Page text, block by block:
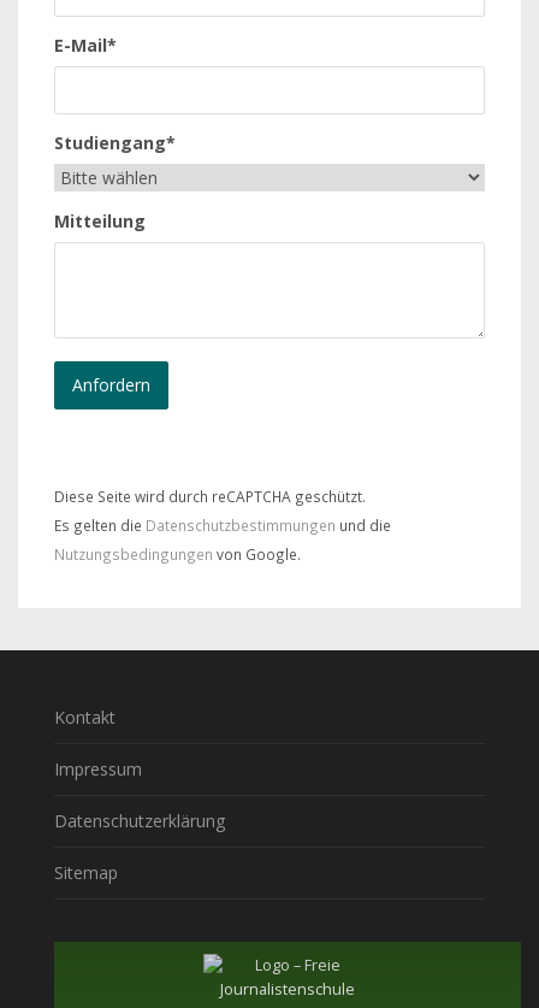
E-Mail*
Studiengang*
Mitteilung
Diese Seite wird durch reCAPTCHA geschützt.
Es gelten die Datenschutzbestimmungen und die
Nutzungsbedingungen von Google.
Kontakt
Impressum
Datenschutzerklärung
Sitemap